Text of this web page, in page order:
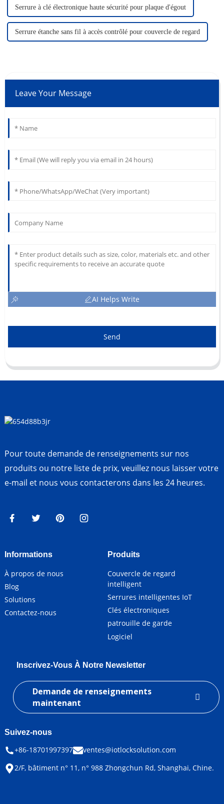
Serrure à clé électronique haute sécurité pour plaque d'égout
Serrure étanche sans fil à accès contrôlé pour couvercle de regard
Leave Your Message
AI Helps Write
Send
Pour toute demande de renseignements sur nos
produits ou notre liste de prix, veuillez nous laisser votre
e-mail et nous vous contacterons dans les 24 heures.
Informations
À propos de nous
Blog
Solutions
Contactez-nous
Produits
Couvercle de regard
intelligent
Serrures intelligentes IoT
Clés électroniques
patrouille de garde
Logiciel
Inscrivez-Vous À Notre Newsletter
Demande de renseignements
maintenant
Suivez-nous
+86-18701997397
ventes@iotlocksolution.com
2/F, bâtiment n° 11, n° 988 Zhongchun Rd, Shanghai, Chine.